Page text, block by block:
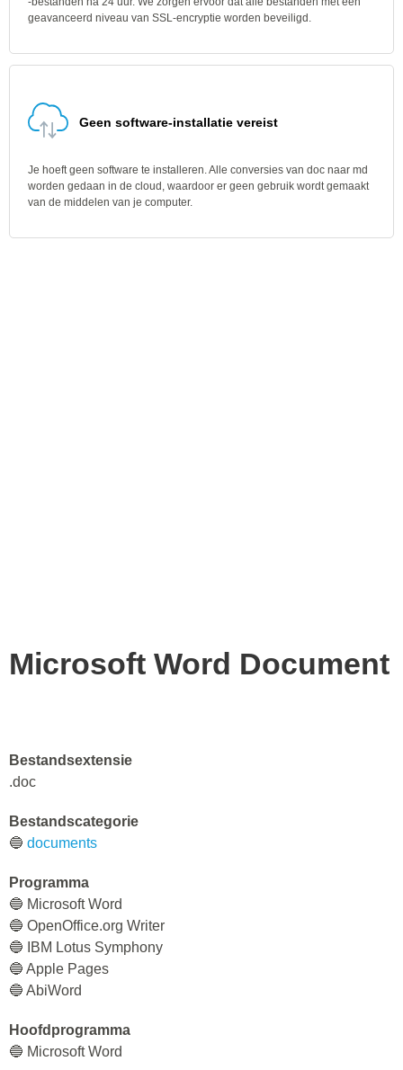
geavanceerd niveau van SSL-encryptie worden beveiligd.
Geen software-installatie vereist
Je hoeft geen software te installeren. Alle conversies van doc naar md
worden gedaan in de cloud, waardoor er geen gebruik wordt gemaakt
van de middelen van je computer.
Microsoft Word Document
Bestandsextensie
.doc
Bestandscategorie
🔵 documents
Programma
🔵 Microsoft Word
🔵 OpenOffice.org Writer
🔵 IBM Lotus Symphony
🔵 Apple Pages
🔵 AbiWord
Hoofdprogramma
🔵 Microsoft Word